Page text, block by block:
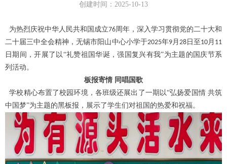
创建时间： 2025-10-13
为热烈庆祝中华人民共和国成立76周年，深入学习贯彻党的二十大和
二十届三中全会精神，无锡市阳山中心小学于2025年9月 28日至10月 11
日期间，开展了 以“礼赞祖国华诞，强国复兴有我”为主题的国庆节系
列活动。
板报寄情 同唱国歌
学校精心布置了校园环境，各班级还展出 了一期以“弘扬爱国情 共筑
中国梦”为主题的黑板报，展示了学生们对祖国的热爱和祝福。